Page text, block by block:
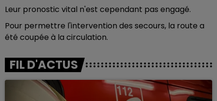
Leur pronostic vital n'est cependant pas engagé.
Pour permettre l'intervention des secours, la route a
été coupée à la circulation.
FIL D'ACTUS